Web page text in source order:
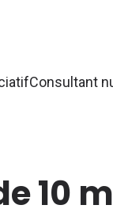
Consultant
10